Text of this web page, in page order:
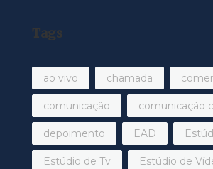
Tags
ao vivo chamada
comunicação comunicação
depoimento EAD
Estúdio de Tv Estúdio de